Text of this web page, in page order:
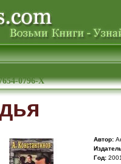
0796-X
Автор:
Год: